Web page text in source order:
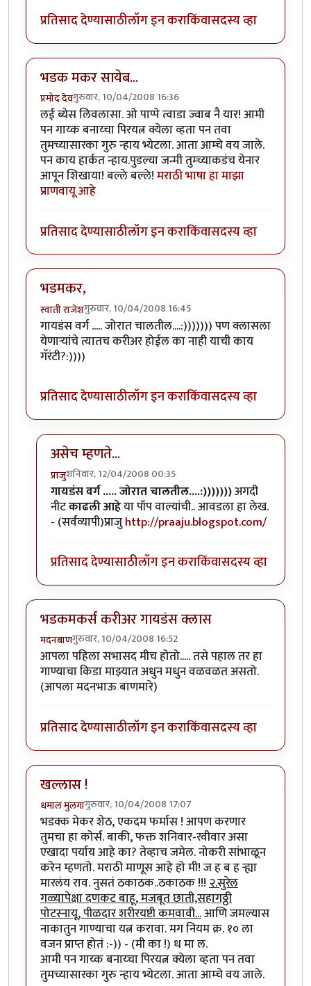
प्रतिसाद देण्यासाठीलॉग इन कराकिंवासदस्य व्हा
भडक मकर सायेब...
प्रमोद देवगुरुवार, 10/04/2008 16:36
लई ब्येस लिवलासा. ओ पाप्पे त्वाडा ज्वाब नै यार! आमी
पन गाय्क बनाय्चा पिरयत्न क्येला व्हता पन तवा
तुमच्यासारका गुरु न्हाय भ्येटला. आता आम्चे वय जाले.
पन काय हार्कत न्हाय.पुडल्या जन्मी तुम्च्याकडंच येनार
आपून शिखाया! बल्ले बल्ले!मराठी भाषा हा माझा
प्राणवायू आहे
प्रतिसाद देण्यासाठीलॉग इन कराकिंवासदस्य व्हा
भडमकर,
स्वाती राजेशगुरुवार, 10/04/2008 16:45
गायडंस वर्ग ..... जोरात चालतील....:))))))) पण क्लासला
येणार्‍यांचे त्यातच करीअर होईल का नाही याची काय
गॅरंटी?:))))
प्रतिसाद देण्यासाठीलॉग इन कराकिंवासदस्य व्हा
असेच म्हणते...
प्राजुशनिवार, 12/04/2008 00:35
In reply toभडमकर,byस्वाती राजेश
गायडंस वर्ग ..... जोरात चालतील....:)))))))अगदी
नीटकाढली आहेया पॉप वाल्यांची.. आवडला हा लेख.
- (सर्वव्यापी)प्राजुhttp://praaju.blogspot.com/
प्रतिसाद देण्यासाठीलॉग इन कराकिंवासदस्य व्हा
भडकमकर्स करीअर गायडंस क्लास
मदनबाणगुरुवार, 10/04/2008 16:52
आपला पहिला सभासद मीच होतो..... तसे पहाल तर हा
गाण्याचा किडा माझ्यात अधुन मधुन वळवळत असतो.
(आपला मदनभाऊ बाणमारे)
प्रतिसाद देण्यासाठीलॉग इन कराकिंवासदस्य व्हा
खल्लास !
धमाल मुलगागुरुवार, 10/04/2008 17:07
भडक्क मेकर शेठ, एकदम फर्मास ! आपण करणार
तुमचा हा कोर्स. बाकी, फक्त शनिवार-रवीवार असा
एखादा पर्याय आहे का? तेव्हाच जमेल. नोकरी सांभाळून
करेन म्हणतो. मराठी माणूस आहे हो मी! ज ह ब ह र्‍ह्या
मारलंय राव. नुसतं ठकाठक..ठकाठक !!!२.सुरेल
गळ्यापेक्षा दणकट बाहू, मजबूत छाती,सहागठ्ठी
पोटस्नायू, पीळदार शरीरयष्टी कमवावी...आणि जमल्यास
नाकातुन गाण्याचा यत्न करावा. मग नियम क्र. १० ला
वजन प्राप्त होतं :-)) - (मी का !) ध मा ल.
आमी पन गाय्क बनाय्चा पिरयत्न क्येला व्हता पन तवा
तुमच्यासारका गुरु न्हाय भ्येटला. आता आम्चे वय जाले.